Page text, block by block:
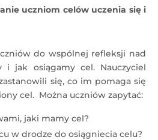
uczniom celów uczenia się i
do wspólnej refleksji nad
jak osiągamy cel. Nauczyciel
się, co im pomaga się
cel. Można uczniów zapytać:
jaki mamy cel?
w drodze do osiągniecia celu?